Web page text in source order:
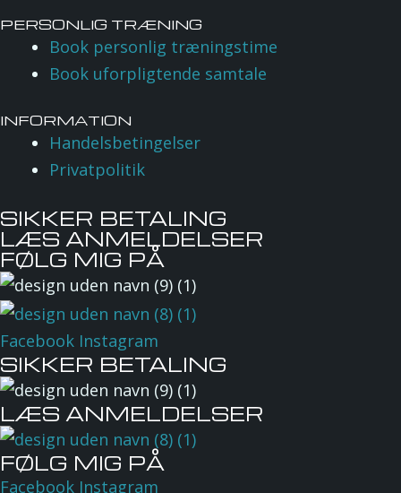
PERSONLIG TRÆNING
Book personlig træningstime
Book uforpligtende samtale
INFORMATION
Handelsbetingelser
Privatpolitik
SIKKER BETALING
LÆS ANMELDELSER
FØLG MIG PÅ
Facebook Instagram
SIKKER BETALING
LÆS ANMELDELSER
FØLG MIG PÅ
Facebook Instagram